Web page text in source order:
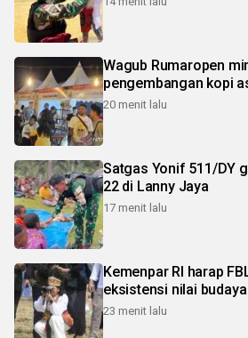
Wagub Rumaropen
pengembangan kopi
20 menit lalu
Satgas Yonif 511/DY
22 di Lanny Jaya
17 menit lalu
Kemenpar RI harap
eksistensi nilai
23 menit lalu